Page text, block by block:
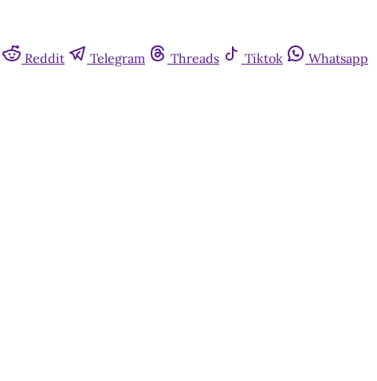
Reddit Telegram Threads Tiktok
Whatsapp